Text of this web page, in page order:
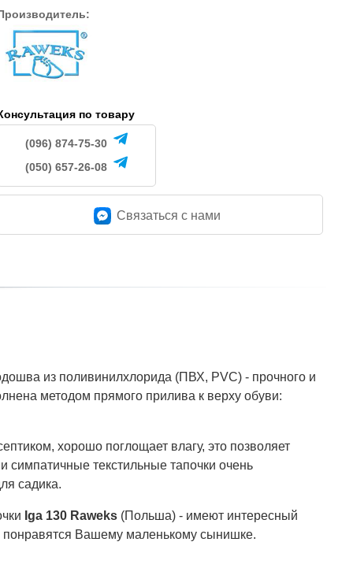
по товару
(096) 874-75-30
(050) 657-26-08
Связаться c нами
из поливинилхлорида (ПВХ, PVC) - прочного и
методом прямого прилива к верху обуви:
хорошо поглощает влагу, это позволяет
текстильные тапочки очень
садика.
Iga 130 Raweks (Польша) - имеют интересный
Вашему маленькому сынишке.